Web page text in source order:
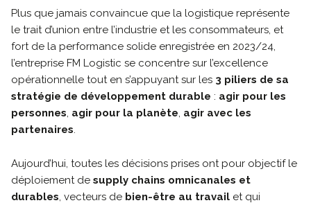
Plus que jamais convaincue que la logistique représente
le trait d’union entre l’industrie et les consommateurs, et
fort de la performance solide enregistrée en 2023/24,
l’entreprise FM Logistic se concentre sur l’excellence
opérationnelle tout en s’appuyant sur les 3 piliers de sa
stratégie de développement durable : agir pour les
personnes, agir pour la planète, agir avec les
partenaires.
Aujourd’hui, toutes les décisions prises ont pour objectif le
déploiement de supply chains omnicanales et
durables, vecteurs de bien-être au travail et qui